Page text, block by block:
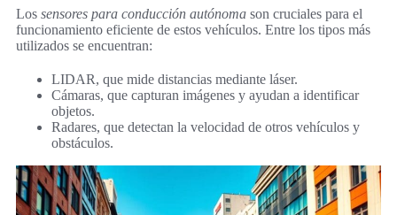
Los sensores para conducción autónoma son cruciales para el
funcionamiento eficiente de estos vehículos. Entre los tipos más
utilizados se encuentran:
LIDAR, que mide distancias mediante láser.
Cámaras, que capturan imágenes y ayudan a identificar
objetos.
Radares, que detectan la velocidad de otros vehículos y
obstáculos.